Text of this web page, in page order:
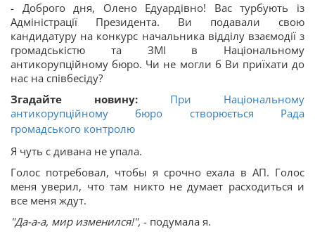
- Доброго дня, Олено Едуардівно! Вас турбують із
Адміністрації Президента. Ви подавали свою
кандидатуру на конкурс начальника відділу взаємодії з
громадськістю та ЗМІ в Національному
антикорупційному бюро. Чи не могли б Ви приїхати до
нас на співбесіду?
Згадайте новину: При Національному
антикорупційному бюро створюється Рада
громадського контролю
Я чуть с дивана не упала.
Голос потребовал, чтобы я срочно ехала в АП. Голос
меня уверил, что там никто не думает расходиться и
все меня ждут.
"Да-а-а, мир изменился!", - подумала я.